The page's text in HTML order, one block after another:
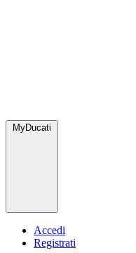
MyDucati
Accedi
Registrati